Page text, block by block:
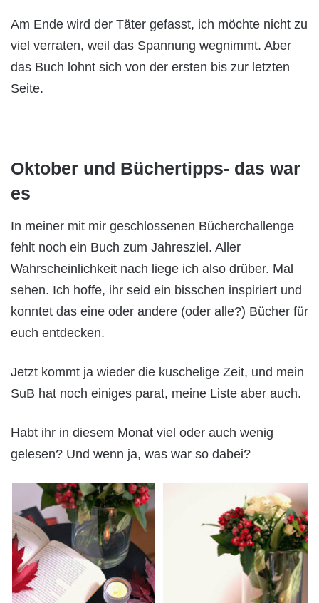
Am Ende wird der Täter gefasst, ich möchte nicht zu
viel verraten, weil das Spannung wegnimmt. Aber
das Buch lohnt sich von der ersten bis zur letzten
Seite.
Oktober und Büchertipps- das war
es
In meiner mit mir geschlossenen Bücherchallenge
fehlt noch ein Buch zum Jahresziel. Aller
Wahrscheinlichkeit nach liege ich also drüber. Mal
sehen. Ich hoffe, ihr seid ein bisschen inspiriert und
konntet das eine oder andere (oder alle?) Bücher für
euch entdecken.
Jetzt kommt ja wieder die kuschelige Zeit, und mein
SuB hat noch einiges parat, meine Liste aber auch.
Habt ihr in diesem Monat viel oder auch wenig
gelesen? Und wenn ja, was war so dabei?